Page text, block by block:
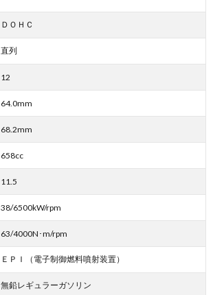
ＤＯＨＣ
直列
12
64.0mm
68.2mm
658cc
11.5
38/6500kW/rpm
63/4000N･m/rpm
ＥＰＩ（電子制御燃料噴射装置）
無鉛レギュラーガソリン